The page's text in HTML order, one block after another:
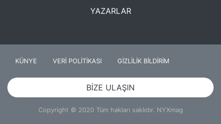
YAZARLAR
KÜNYE VERİ POLİTİKASI GİZLİLİK BİLDİRİM
BİZE ULAŞIN
Copyright © 2020 Tüm hakları saklıdır. NYXmag